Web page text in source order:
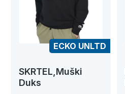
ECKO UNLTD
SKRTEL,Muški
Duks